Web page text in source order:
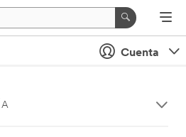
Cuenta